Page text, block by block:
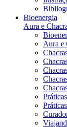
Bioenergia
Aura e
Aura e